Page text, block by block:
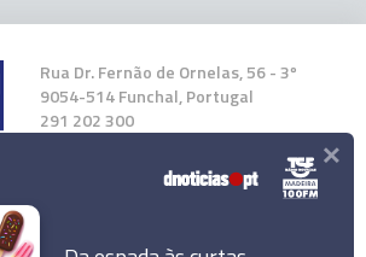
Rua Dr. Fernão de Ornelas, 56 - 3º
9054-514 Funchal, Portugal
291 202 300
Instale a nossa App ×